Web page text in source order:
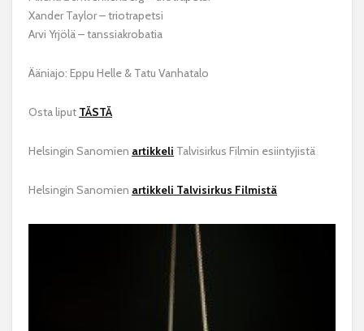
Xander Taylor – triotrapetsi
Arvi Yrjölä – tanssiakrobatia
Ääniajo: Eppu Helle & Tatu Vanhatalo
Osta liput TÄSTÄ
Helsingin Sanomien artikkeli Talvisirkus Filmin esiintyjistä
Helsingin Sanomien artikkeli Talvisirkus Filmistä